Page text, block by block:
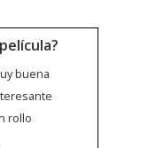
buena
rollo